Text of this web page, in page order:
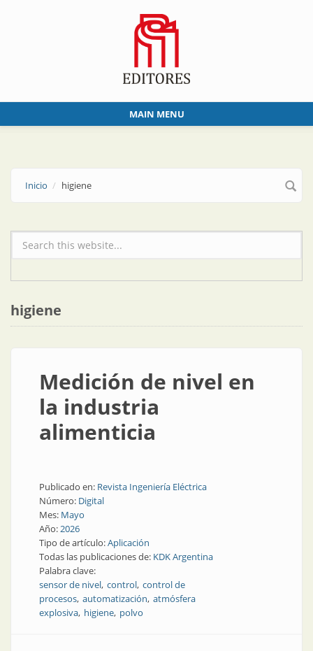
MAIN MENU
Inicio higiene
Formulario de búsqueda
higiene
Medición de nivel en
la industria
alimenticia
Publicado en: Revista Ingeniería Eléctrica
Número: Digital
Mes: Mayo
Año:2026
Tipo de artículo:Aplicación
Todas las publicaciones de: KDK Argentina
Palabra clave:
sensor de nivel control control de
procesos automatización atmósfera
explosiva higiene polvo